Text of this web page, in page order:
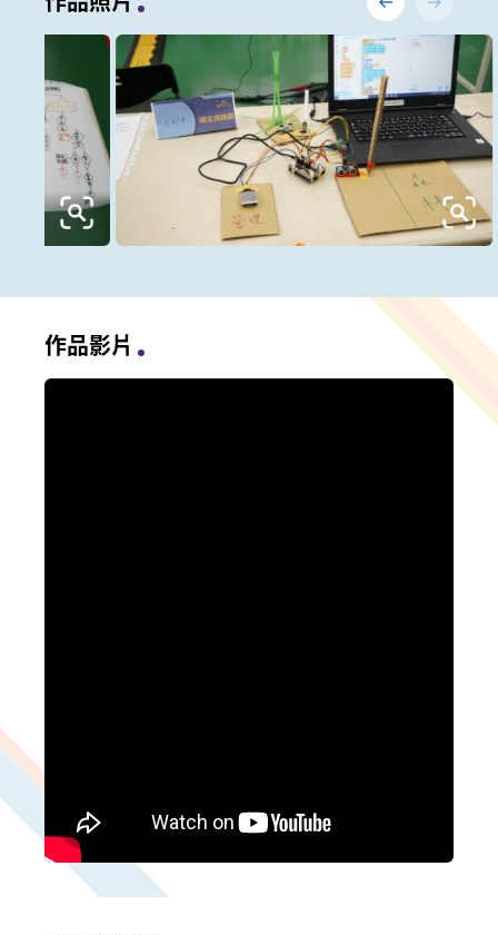
作品影片